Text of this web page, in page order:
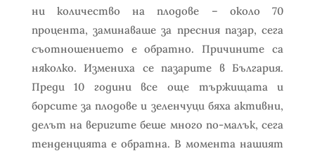
ни количество на плодове – около 70
процента, заминаваше за пресния пазар, сега
съотношението е обратно. Причините са
няколко. Измениха се пазарите в България.
Преди 10 години все още тържищата и
борсите за плодове и зеленчуци бяха активни,
делът на веригите беше много по-малък, сега
тенденцията е обратна. В момента нашият